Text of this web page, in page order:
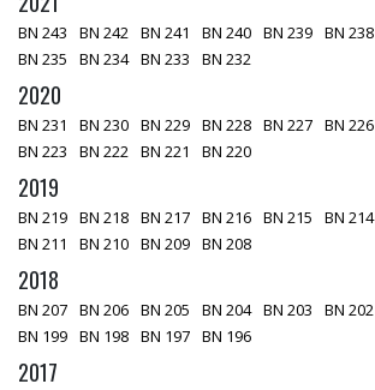
BN 243 BN 242 BN 241 BN 240 BN 239 BN 238
BN 235
BN 234 BN 233 BN 232
2020
BN 231 BN 230 BN 229 BN 228 BN 227 BN 226
BN 223
BN 222 BN 221 BN 220
2019
BN 219 BN 218 BN 217 BN 216 BN 215 BN 214
BN 211
BN 210 BN 209 BN 208
2018
BN 207 BN 206 BN 205 BN 204 BN 203 BN 202
BN 199 BN 198 BN 197 BN 196
2017